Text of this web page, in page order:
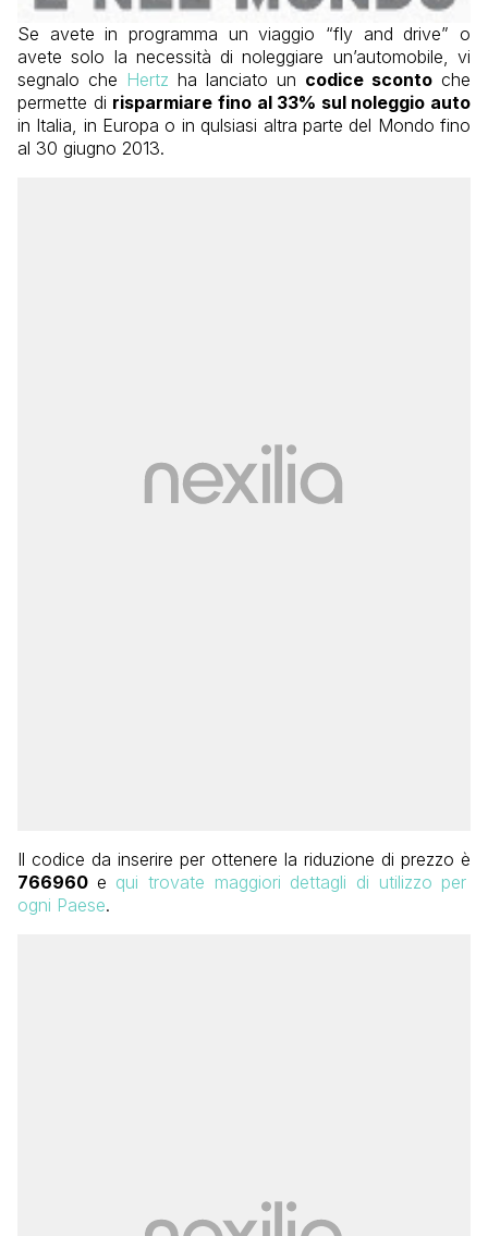
Se avete in programma un viaggio “fly and drive” o
avete solo la necessità di noleggiare un’automobile, vi
segnalo che Hertz ha lanciato un codice sconto che
permette di risparmiare fino al 33% sul noleggio auto
in Italia, in Europa o in qulsiasi altra parte del Mondo fino
al 30 giugno 2013.
Il codice da inserire per ottenere la riduzione di prezzo è
766960 e qui trovate maggiori dettagli di utilizzo per
ogni Paese.